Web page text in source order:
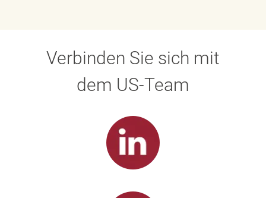
Verbinden Sie sich mit
dem US-Team